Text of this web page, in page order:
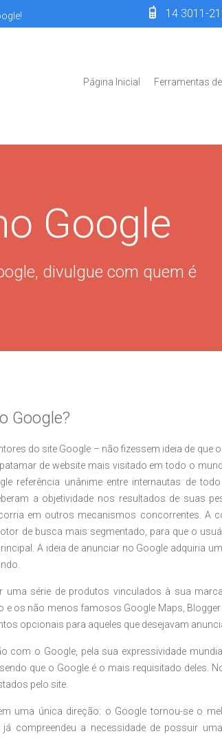
14 3011-
Página Inicial Ferramentas
Google
divulgue com quem é
Google?
do site Google – não fizessem ideia de que
de website mais visitado em todo o
referência unânime entre internautas de
a objetividade nos resultados de suas
em outros mecanismos concorrentes. A
de busca mais segmentado, para que o
A ideia de anunciar no Google adquiria
série de produtos vinculados à sua
os não menos famosos Google Maps, Blogger
opcionais para aqueles que desejavam
com o Google, pela sua expressividade
que o Google é o mais requisitado deles.
pelo site.
uma única direção: o Google tornou-se o
compreendeu a necessidade de possuir